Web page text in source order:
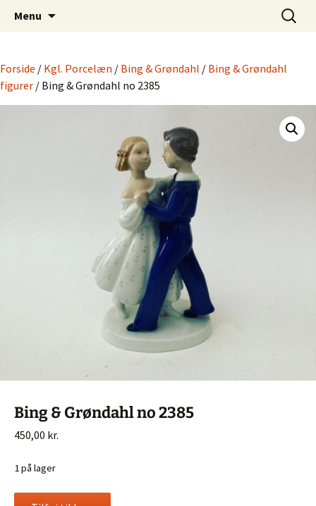
Retro-Shoppen.DK
Dansk Design fra 1940 til 1980
Menu
Søg
efter:
Forside / Kgl. Porcelæn / Bing & Grøndahl / Bing & Grøndahl
figurer / Bing & Grøndahl no 2385
Bing & Grøndahl no 2385
450,00 kr.
1 på lager